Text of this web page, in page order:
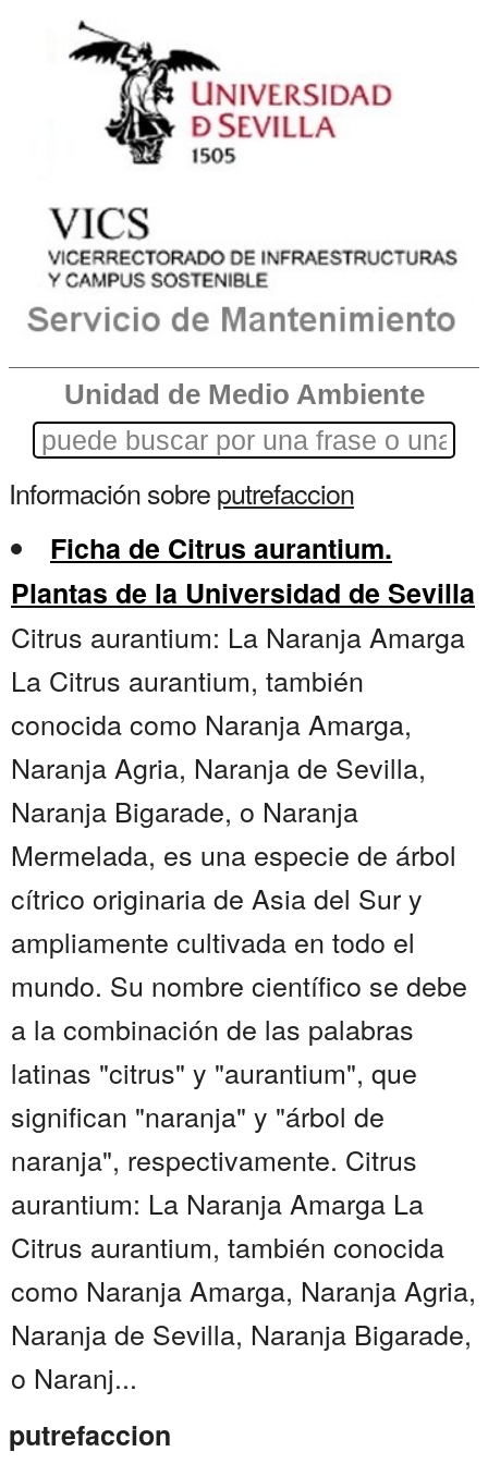
Unidad de Medio Ambiente
Información sobreputrefaccion
Ficha de Citrus aurantium.
Plantas de la Universidad de Sevilla
Citrus aurantium: La Naranja Amarga
La Citrus aurantium, también
conocida como Naranja Amarga,
Naranja Agria, Naranja de Sevilla,
Naranja Bigarade, o Naranja
Mermelada, es una especie de árbol
cítrico originaria de Asia del Sur y
ampliamente cultivada en todo el
mundo. Su nombre científico se debe
a la combinación de las palabras
latinas "citrus" y "aurantium", que
significan "naranja" y "árbol de
naranja", respectivamente. Citrus
aurantium: La Naranja Amarga La
Citrus aurantium, también conocida
como Naranja Amarga, Naranja Agria,
Naranja de Sevilla, Naranja Bigarade,
o Naranj...
putrefaccion